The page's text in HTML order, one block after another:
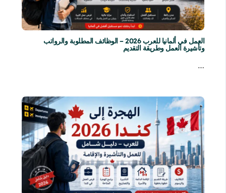
العمل في ألمانيا للعرب 2026 – الوظائف المطلوبة والرواتب
وتأشيرة العمل وطريقة التقديم
…